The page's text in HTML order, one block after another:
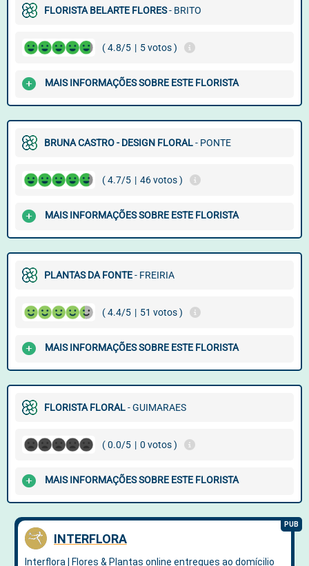
FLORISTA BELARTE FLORES- BRITO
( 4.8/5 | 5 votos )
MAIS INFORMAÇÕES SOBRE ESTE FLORISTA
BRUNA CASTRO - DESIGN FLORAL- PONTE
( 4.7/5 | 46 votos )
MAIS INFORMAÇÕES SOBRE ESTE FLORISTA
PLANTAS DA FONTE- FREIRIA
( 4.4/5 | 51 votos )
MAIS INFORMAÇÕES SOBRE ESTE FLORISTA
FLORISTA FLORAL- GUIMARAES
( 0.0/5 | 0 votos )
MAIS INFORMAÇÕES SOBRE ESTE FLORISTA